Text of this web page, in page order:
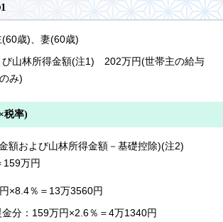
歳)、妻(60歳)
び山林所得金額(注1) 202万円(世帯主の給与
み)
税率)
額および山林所得金額－基礎控除)(注2)
159万円
×8.4％＝13万3560円
分：159万円×2.6％＝4万1340円